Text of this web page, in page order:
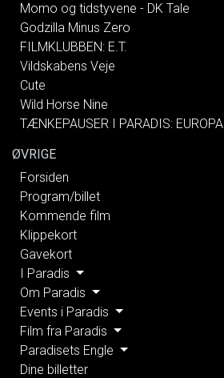
Momo og tidstyvene - DK Tale
Godzilla Minus Zero
FILMKLUBBEN: E.T.
Vildskabens Veje
Cute
Wild Horse Nine
TÆNKEPAUSER I PARADIS: EUROPA
ØVRIGE
Forsiden
Program/billet
Kommende film
Klippekort
Gavekort
I Paradis
Om Paradis
Events i Paradis
Film fra Paradis
Paradisets Engle
Dine billetter